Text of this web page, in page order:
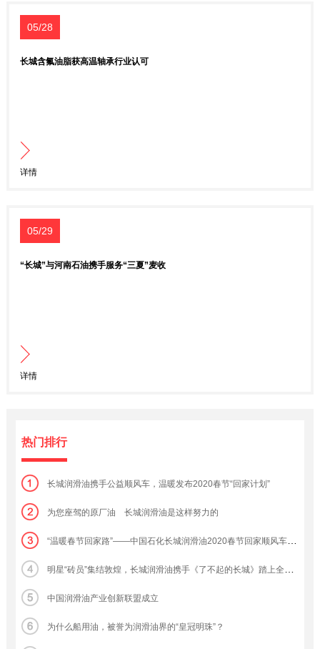
05/28
长城含氟油脂获高温轴承行业认可
详情
05/29
“长城”与河南石油携手服务“三夏”麦收
详情
热门排行
长城润滑油携手公益顺风车，温暖发布2020春节“回家计划”
为您座驾的原厂油 长城润滑油是这样努力的
中国润滑油产业创新联盟成立
为什么船用油，被誉为润滑油界的“皇冠明珠”？